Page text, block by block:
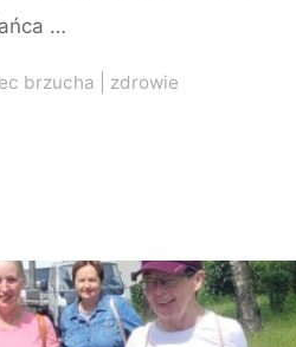
…
brzucha zdrowie